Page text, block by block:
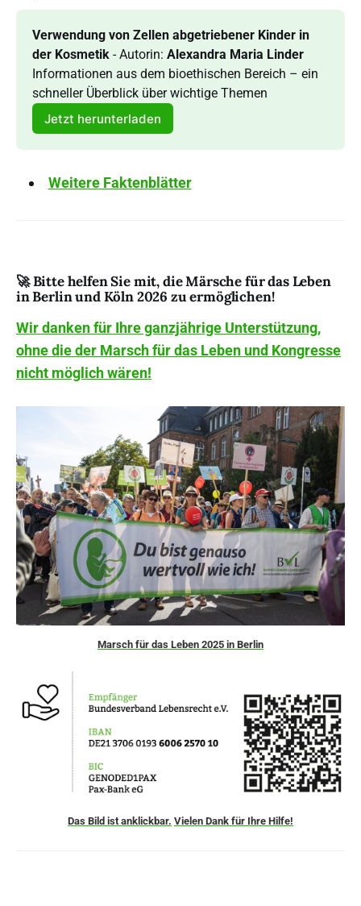
Verwendung von Zellen abgetriebener Kinder in
der Kosmetik - Autorin: Alexandra Maria Linder
Informationen aus dem bioethischen Bereich – ein
schneller Überblick über wichtige Themen
Jetzt herunterladen
Weitere Faktenblätter
🚀 Bitte helfen Sie mit, die Märsche für das Leben
in Berlin und Köln 2026 zu ermöglichen!
Wir danken für Ihre ganzjährige Unterstützung,
ohne die der Marsch für das Leben und Kongresse
nicht möglich wären!
Marsch für das Leben 2025 in Berlin
Das Bild ist anklickbar. Vielen Dank für Ihre Hilfe!